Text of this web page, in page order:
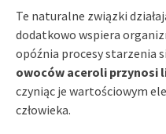
Te naturalne związki
dodatkowo wspiera
opóźnia procesy starzenia
owoców aceroli przynosi
czyniąc je wartościowym
człowieka.